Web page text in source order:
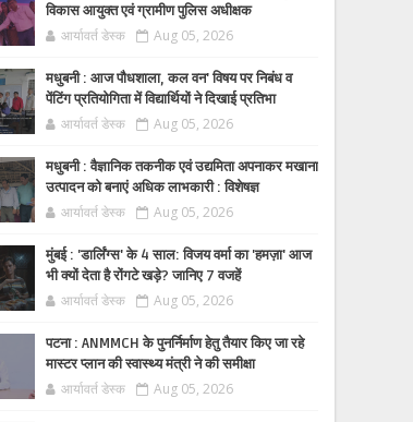
विकास आयुक्त एवं ग्रामीण पुलिस अधीक्षक
आर्यावर्त डेस्क Aug 05, 2026
मधुबनी : आज पौधशाला, कल वन' विषय पर निबंध व
पेंटिंग प्रतियोगिता में विद्यार्थियों ने दिखाई प्रतिभा
आर्यावर्त डेस्क Aug 05, 2026
मधुबनी : वैज्ञानिक तकनीक एवं उद्यमिता अपनाकर मखाना
उत्पादन को बनाएं अधिक लाभकारी : विशेषज्ञ
आर्यावर्त डेस्क Aug 05, 2026
मुंबई : 'डार्लिंग्स' के 4 साल: विजय वर्मा का 'हमज़ा' आज
भी क्यों देता है रोंगटे खड़े? जानिए 7 वजहें
आर्यावर्त डेस्क Aug 05, 2026
पटना : ANMMCH के पुनर्निर्माण हेतु तैयार किए जा रहे
मास्टर प्लान की स्वास्थ्य मंत्री ने की समीक्षा
आर्यावर्त डेस्क Aug 05, 2026